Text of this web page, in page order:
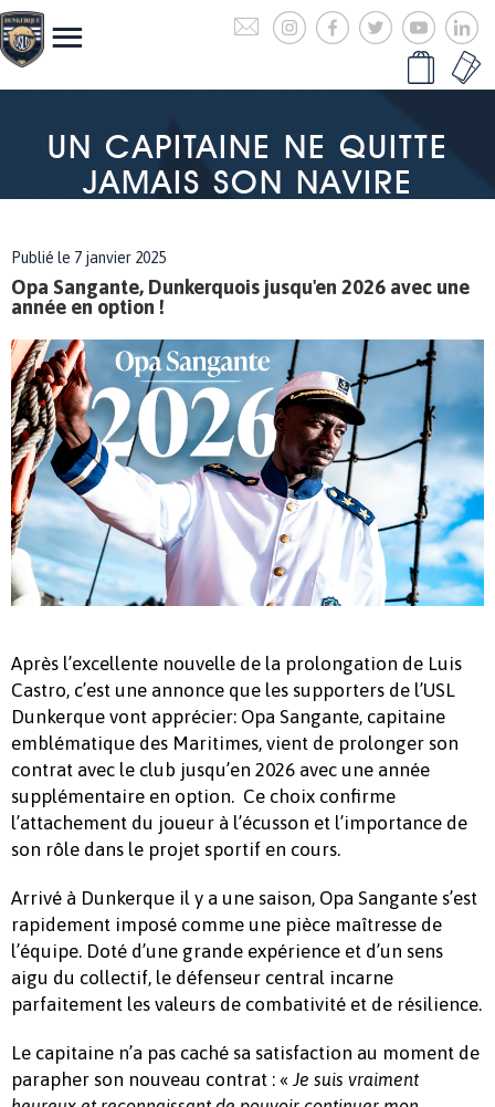
UN CAPITAINE NE QUITTE
JAMAIS SON NAVIRE
Publié le 7 janvier 2025
Opa Sangante, Dunkerquois jusqu'en 2026 avec une
année en option !
Après l’excellente nouvelle de la prolongation de Luis
Castro, c’est une annonce que les supporters de l’USL
Dunkerque vont apprécier: Opa Sangante, capitaine
emblématique des Maritimes, vient de prolonger son
contrat avec le club jusqu’en 2026 avec une année
supplémentaire en option. Ce choix confirme
l’attachement du joueur à l’écusson et l’importance de
son rôle dans le projet sportif en cours.
Arrivé à Dunkerque il y a une saison, Opa Sangante s’est
rapidement imposé comme une pièce maîtresse de
l’équipe. Doté d’une grande expérience et d’un sens
aigu du collectif, le défenseur central incarne
parfaitement les valeurs de combativité et de résilience.
Le capitaine n’a pas caché sa satisfaction au moment de
parapher son nouveau contrat : « Je suis vraiment